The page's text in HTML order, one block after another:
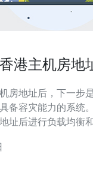
港主机房地
房地址后，下一步
备容灾能力的系统
址后进行负载均衡
术与采购团队在实